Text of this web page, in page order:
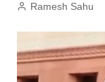
Ramesh Sahu